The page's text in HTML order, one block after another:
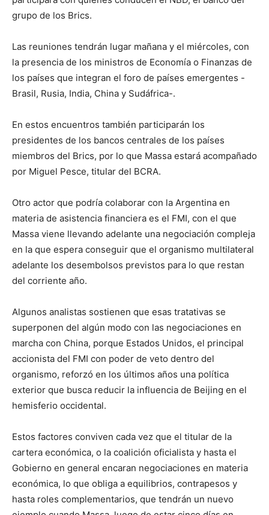
grupo de los Brics.
Las reuniones tendrán lugar mañana y el miércoles, con
la presencia de los ministros de Economía o Finanzas de
los países que integran el foro de países emergentes -
Brasil, Rusia, India, China y Sudáfrica-.
En estos encuentros también participarán los
presidentes de los bancos centrales de los países
miembros del Brics, por lo que Massa estará acompañado
por Miguel Pesce, titular del BCRA.
Otro actor que podría colaborar con la Argentina en
materia de asistencia financiera es el FMI, con el que
Massa viene llevando adelante una negociación compleja
en la que espera conseguir que el organismo multilateral
adelante los desembolsos previstos para lo que restan
del corriente año.
Algunos analistas sostienen que esas tratativas se
superponen del algún modo con las negociaciones en
marcha con China, porque Estados Unidos, el principal
accionista del FMI con poder de veto dentro del
organismo, reforzó en los últimos años una política
exterior que busca reducir la influencia de Beijing en el
hemisferio occidental.
Estos factores conviven cada vez que el titular de la
cartera económica, o la coalición oficialista y hasta el
Gobierno en general encaran negociaciones en materia
económica, lo que obliga a equilibrios, contrapesos y
hasta roles complementarios, que tendrán un nuevo